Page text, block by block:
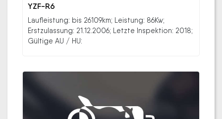
YZF-R6
Laufleistung: bis 26109km; Leistung: 86Kw;
Erstzulassung: 21.12.2006; Letzte Inspektion: 2018;
Gültige AU / HU: